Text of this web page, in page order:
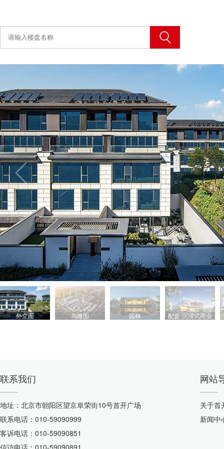
外立面 鸟瞰图 园林 配套-沉浸式商业
联系我们
地址：北京市朝阳区望京阜荣街10号首开广场
联系电话：010-59090999
客诉电话：010-59090851
信访电话：010-59090891
网站
关于首
新闻中